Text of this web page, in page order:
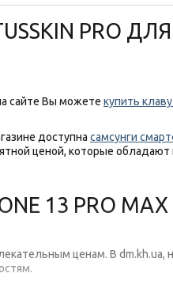
PRO ДЛЯ
сайте Вы можете купить
доступна самсунги
ценой, которые
13 PRO
ценам. В dm.kh.ua,